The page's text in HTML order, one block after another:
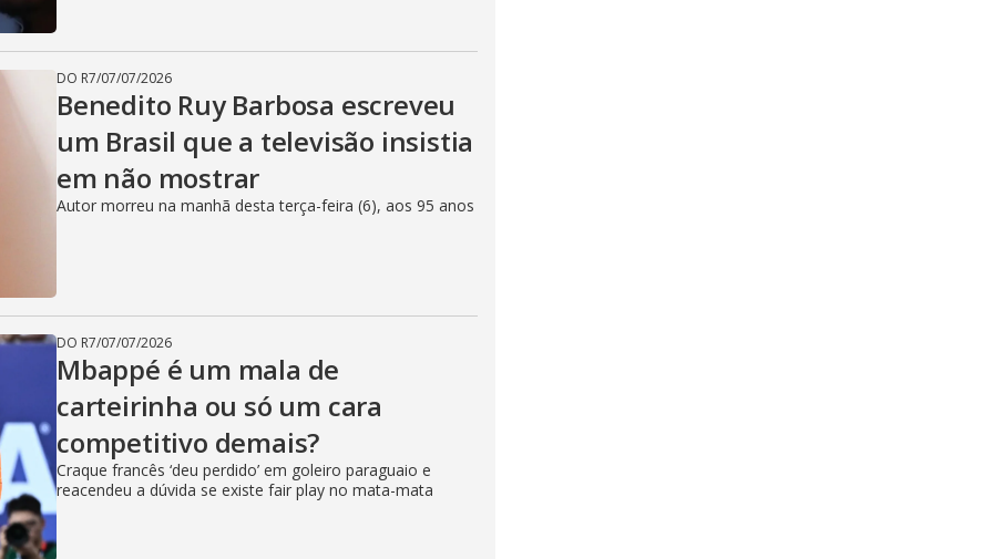
DO R7/07/07/2026
Benedito Ruy Barbosa escreveu
um Brasil que a televisão insistia
em não mostrar
Autor morreu na manhã desta terça-feira (6), aos 95 anos
DO R7/07/07/2026
Mbappé é um mala de
carteirinha ou só um cara
competitivo demais?
Craque francês ‘deu perdido’ em goleiro paraguaio e
reacendeu a dúvida se existe fair play no mata-mata